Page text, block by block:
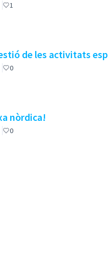
1
de les activitats
0
nòrdica!
0